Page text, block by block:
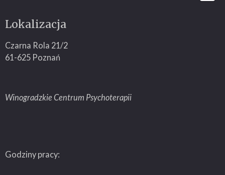
Lokalizacja
Czarna Rola 21/2
61-625 Poznań
Winogradzkie Centrum Psychoterapii
Godziny pracy: